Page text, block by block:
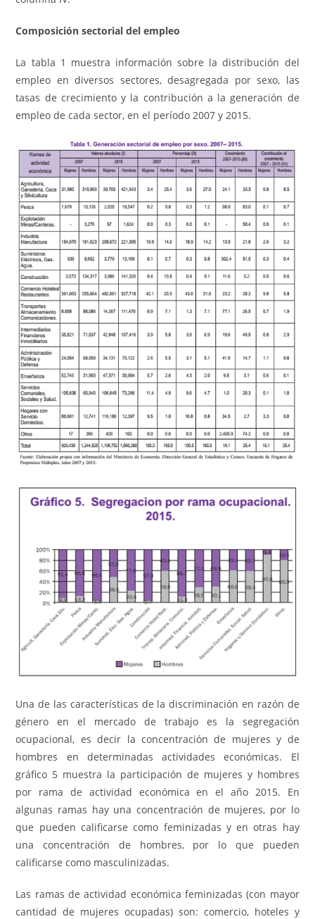
Composición sectorial del empleo
La tabla 1 muestra información sobre la distribución del
empleo en diversos sectores, desagregada por sexo, las
tasas de crecimiento y la contribución a la generación de
empleo de cada sector, en el período 2007 y 2015.
Una de las características de la discriminación en razón de
género en el mercado de trabajo es la segregación
ocupacional, es decir la concentración de mujeres y de
hombres en determinadas actividades económicas. El
gráfico 5 muestra la participación de mujeres y hombres
por rama de actividad económica en el año 2015. En
algunas ramas hay una concentración de mujeres, por lo
que pueden calificarse como feminizadas y en otras hay
una concentración de hombres, por lo que pueden
calificarse como masculinizadas.
Las ramas de actividad económica feminizadas (con mayor
cantidad de mujeres ocupadas) son: comercio, hoteles y